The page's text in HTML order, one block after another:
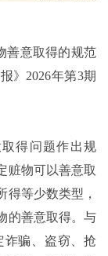
善意取得的规范
》2026年第3期
得问题作出规
赃物可以善意取
得等少数类型，
的善意取得。与
诈骗、盗窃、抢